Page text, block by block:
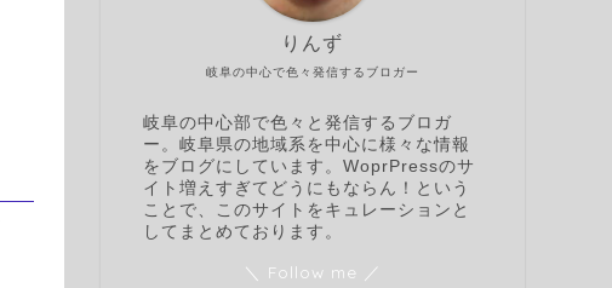
岐阜の中心で色々発信するブロガー
りんず
岐阜の中心部で色々と発信するブロガ
ー。岐阜県の地域系を中心に様々な情報
をブログにしています。WoprPressのサ
イト増えすぎてどうにもならん！という
ことで、このサイトをキュレーションと
してまとめております。
＼ Follow me ／